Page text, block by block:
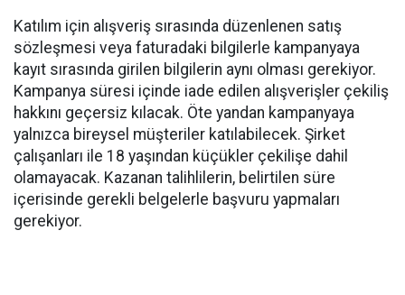
Katılım için alışveriş sırasında düzenlenen satış
sözleşmesi veya faturadaki bilgilerle kampanyaya
kayıt sırasında girilen bilgilerin aynı olması gerekiyor.
Kampanya süresi içinde iade edilen alışverişler çekiliş
hakkını geçersiz kılacak. Öte yandan kampanyaya
yalnızca bireysel müşteriler katılabilecek. Şirket
çalışanları ile 18 yaşından küçükler çekilişe dahil
olamayacak. Kazanan talihlilerin, belirtilen süre
içerisinde gerekli belgelerle başvuru yapmaları
gerekiyor.